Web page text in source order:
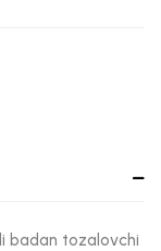
badan tozalovchi